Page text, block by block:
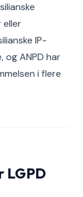
eller
IP-
og ANPD har
i flere
LGPD